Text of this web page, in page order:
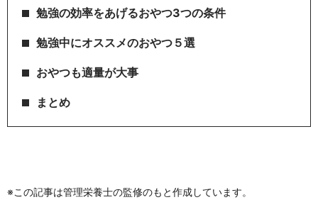
勉強の効率をあげるおやつ3つの条件
勉強中にオススメのおやつ５選
おやつも適量が大事
まとめ
※この記事は管理栄養士の監修のもと作成しています。